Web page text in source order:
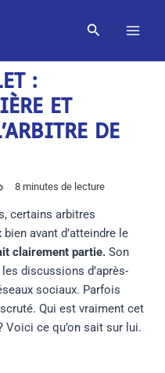
Rechercher
:
ET
DE
8minutes de lecture
certains arbitres
avant d’atteindre le
clairement partie.Son
discussions d’après-
sociaux. Parfois
Qui est vraiment cet
Voici ce qu’on sait sur lui.